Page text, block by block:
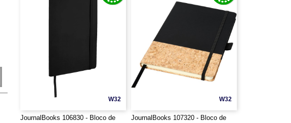
W32
JournalBooks 106830 - Bloco de
W32
JournalBooks 107320 - Bloco de